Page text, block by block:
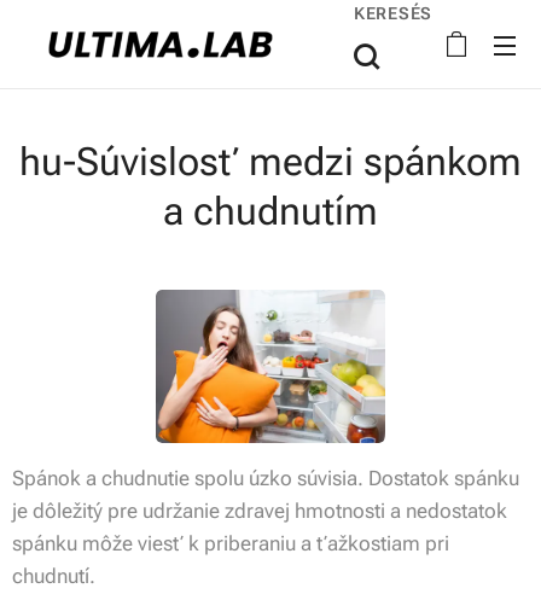
KERESÉS
hu-Súvislosť medzi spánkom
a chudnutím
Spánok a chudnutie spolu úzko súvisia. Dostatok spánku
je dôležitý pre udržanie zdravej hmotnosti a nedostatok
spánku môže viesť k priberaniu a ťažkostiam pri
chudnutí.